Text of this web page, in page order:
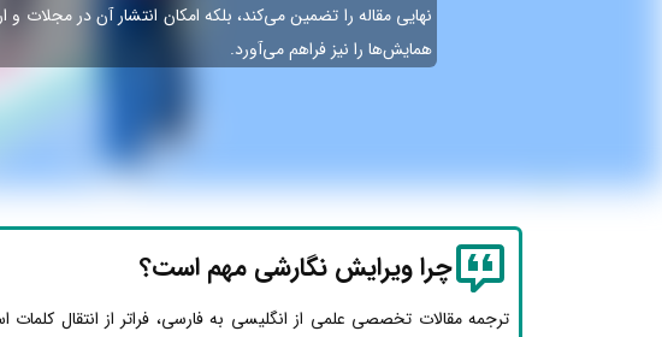
نهایی مقاله را تضمین می‌کند، بلکه امکان انتشار آن در مجلات و
همایش‌ها را نیز فراهم می‌آورد.
چرا ویرایش نگارشی مهم است؟
ترجمه مقالات تخصصی علمی از انگلیسی به فارسی، فراتر از انتقال